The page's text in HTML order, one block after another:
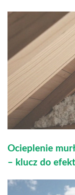
Ocieplenie
– klucz do